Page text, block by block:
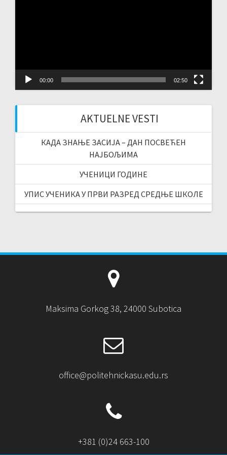
00:00 02:50
AKTUELNE VESTI
КАДА ЗНАЊЕ ЗАСИЈА – ДАН ПОСВЕЋЕН
НАЈБОЉИМА
УЧЕНИЦИ ГОДИНЕ
УПИС УЧЕНИКА У ПРВИ РАЗРЕД СРЕДЊЕ ШКОЛЕ
Maksima Gorkog 38, 24000 Subotica
office@politehnickasu.edu.rs
+381 (0)24 663-100